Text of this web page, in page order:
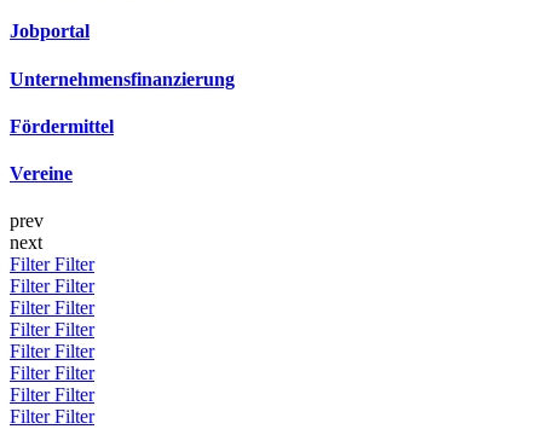
Jobportal
Unternehmensfinanzierung
Fördermittel
Vereine
prev
next
FilterFilter
FilterFilter
FilterFilter
FilterFilter
FilterFilter
FilterFilter
FilterFilter
FilterFilter